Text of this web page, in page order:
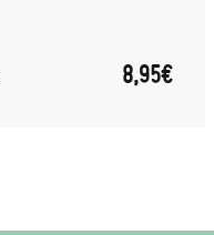
8,95€